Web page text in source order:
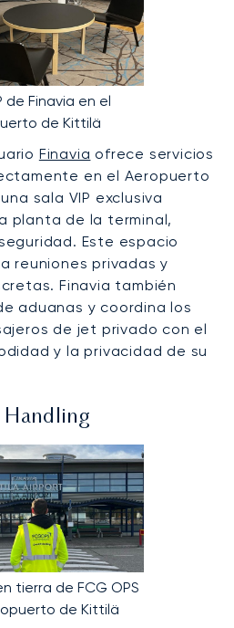
de Finavia en el
de Kittilä
Finavia ofrece servicios
en el Aeropuerto
sala VIP exclusiva
planta de la terminal,
Este espacio
reuniones privadas y
Finavia también
aduanas y coordina los
de jet privado con el
y la privacidad de su
tierra de FCG OPS
de Kittilä